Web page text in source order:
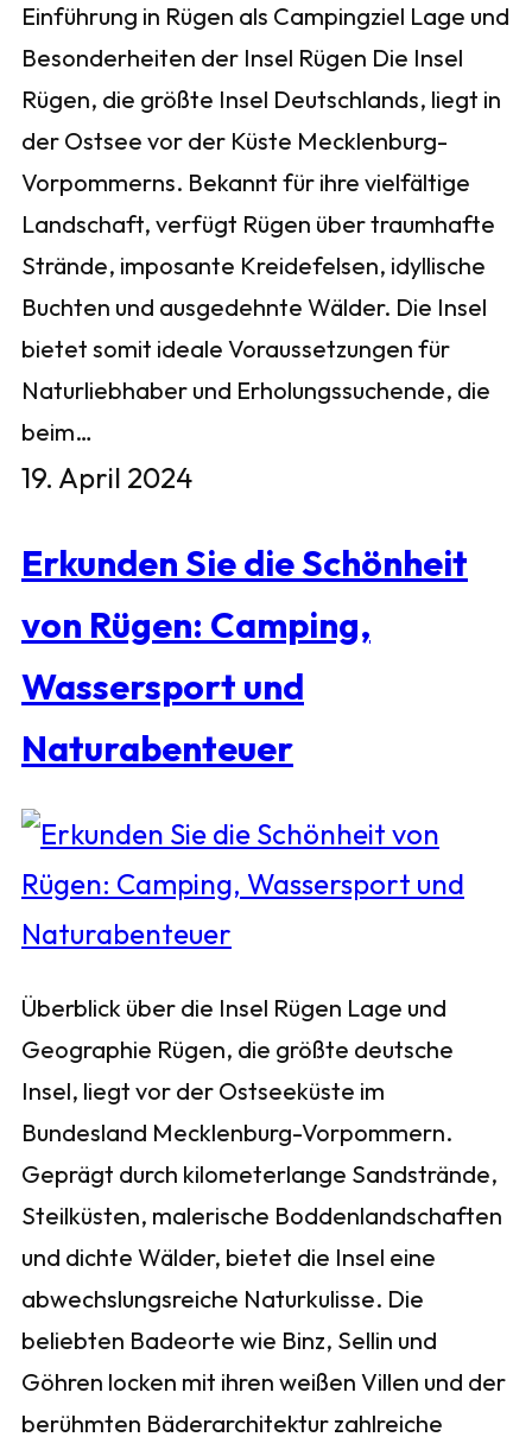
Einführung in Rügen als Campingziel Lage und
Besonderheiten der Insel Rügen Die Insel
Rügen, die größte Insel Deutschlands, liegt in
der Ostsee vor der Küste Mecklenburg-
Vorpommerns. Bekannt für ihre vielfältige
Landschaft, verfügt Rügen über traumhafte
Strände, imposante Kreidefelsen, idyllische
Buchten und ausgedehnte Wälder. Die Insel
bietet somit ideale Voraussetzungen für
Naturliebhaber und Erholungssuchende, die
beim…
19. April 2024
Erkunden Sie die Schönheit
von Rügen: Camping,
Wassersport und
Naturabenteuer
Überblick über die Insel Rügen Lage und
Geographie Rügen, die größte deutsche
Insel, liegt vor der Ostseeküste im
Bundesland Mecklenburg-Vorpommern.
Geprägt durch kilometerlange Sandstrände,
Steilküsten, malerische Boddenlandschaften
und dichte Wälder, bietet die Insel eine
abwechslungsreiche Naturkulisse. Die
beliebten Badeorte wie Binz, Sellin und
Göhren locken mit ihren weißen Villen und der
berühmten Bäderarchitektur zahlreiche